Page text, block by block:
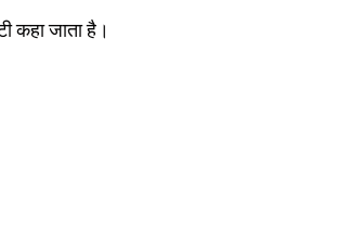
कहा जाता है।